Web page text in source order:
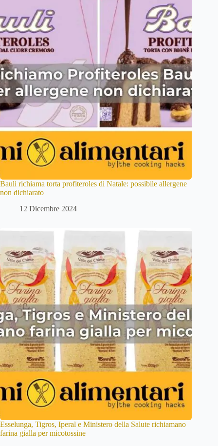
Bauli richiama torta profiteroles di Natale: possibile allergene
non dichiarato
12 Dicembre 2024
Esselunga, Tigros, Iperal e Ministero della Salute richiamano
farina gialla per micotossine